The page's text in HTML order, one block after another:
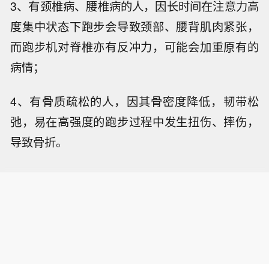
3、有颈椎病、腰椎病的人，因长时间在注意力高
度集中状态下跑步会导致颈部、腰背肌肉紧张，
而跑步机对脊椎亦有反冲力，可能会加重原有的
病情；
4、有骨质疏松的人，因其骨密度降低，韧带松
弛，易在高强度的跑步过程中发生扭伤、摔伤，
导致骨折。